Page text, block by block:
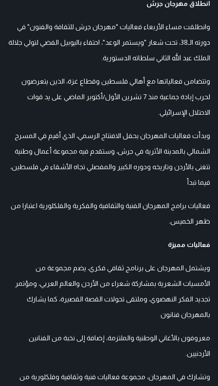
انطلاق مهرجان جرش
وانطلقت مساء الأربعاء فعاليات "مهرجان جرش للثقافة والفنون" في
دورته الـ38، تحت شعار "ويستمر الوعد"، احتفاء باليوبيل الفضي لتولي جلالة
الملك عبد الله الثاني سلطاته الدستورية.
وتتضامن فعالياتها مع أهالي فلسطين وقطاع غزة، الذين يتعرضون
لحرب إبادة جماعية منذ 7 تشرين الأول/أكتوبر الماضي على يد قوات
الاحتلال الإسرائيلي.
وبدأت فعاليات المهرجان بحفل الافتتاح الرسمي، الذي أقيم في المسرح
الشمالي بالمدينة الأثرية في جرش، وستقدم فيه مجموعة أعمال وطنية
تتغنى بالأردن وتاريخه ودوره الكبير والمفصلي تجاه الأشقاء في فلسطين،
فيما تبدأ
فعاليات برامج المهرجان الفنية والثقافية والفكرية والفلكلورية اعتبارا من
ظهر الخميس.
فعاليات مميزة
ويشتمل المهرجان على برنامج ثقافي فكري، يضم مجموعة من
الأمسيات الشعرية بمشاركة شعراء من الأردن والعالم العربي، ومؤتمر
تجديد الفكر النهضوي، وملتقى تحولات القصة القصيرة، كما يشارك
بالمهرجان فنانون
معروفون بالأغاني الوطنية والملتزمة، إضافة إلى نخبة من الفنانين
الأردنيين.
وتشارك في المهرجان، مجموعة فعاليات فنية وثقافية وفلكلورية من